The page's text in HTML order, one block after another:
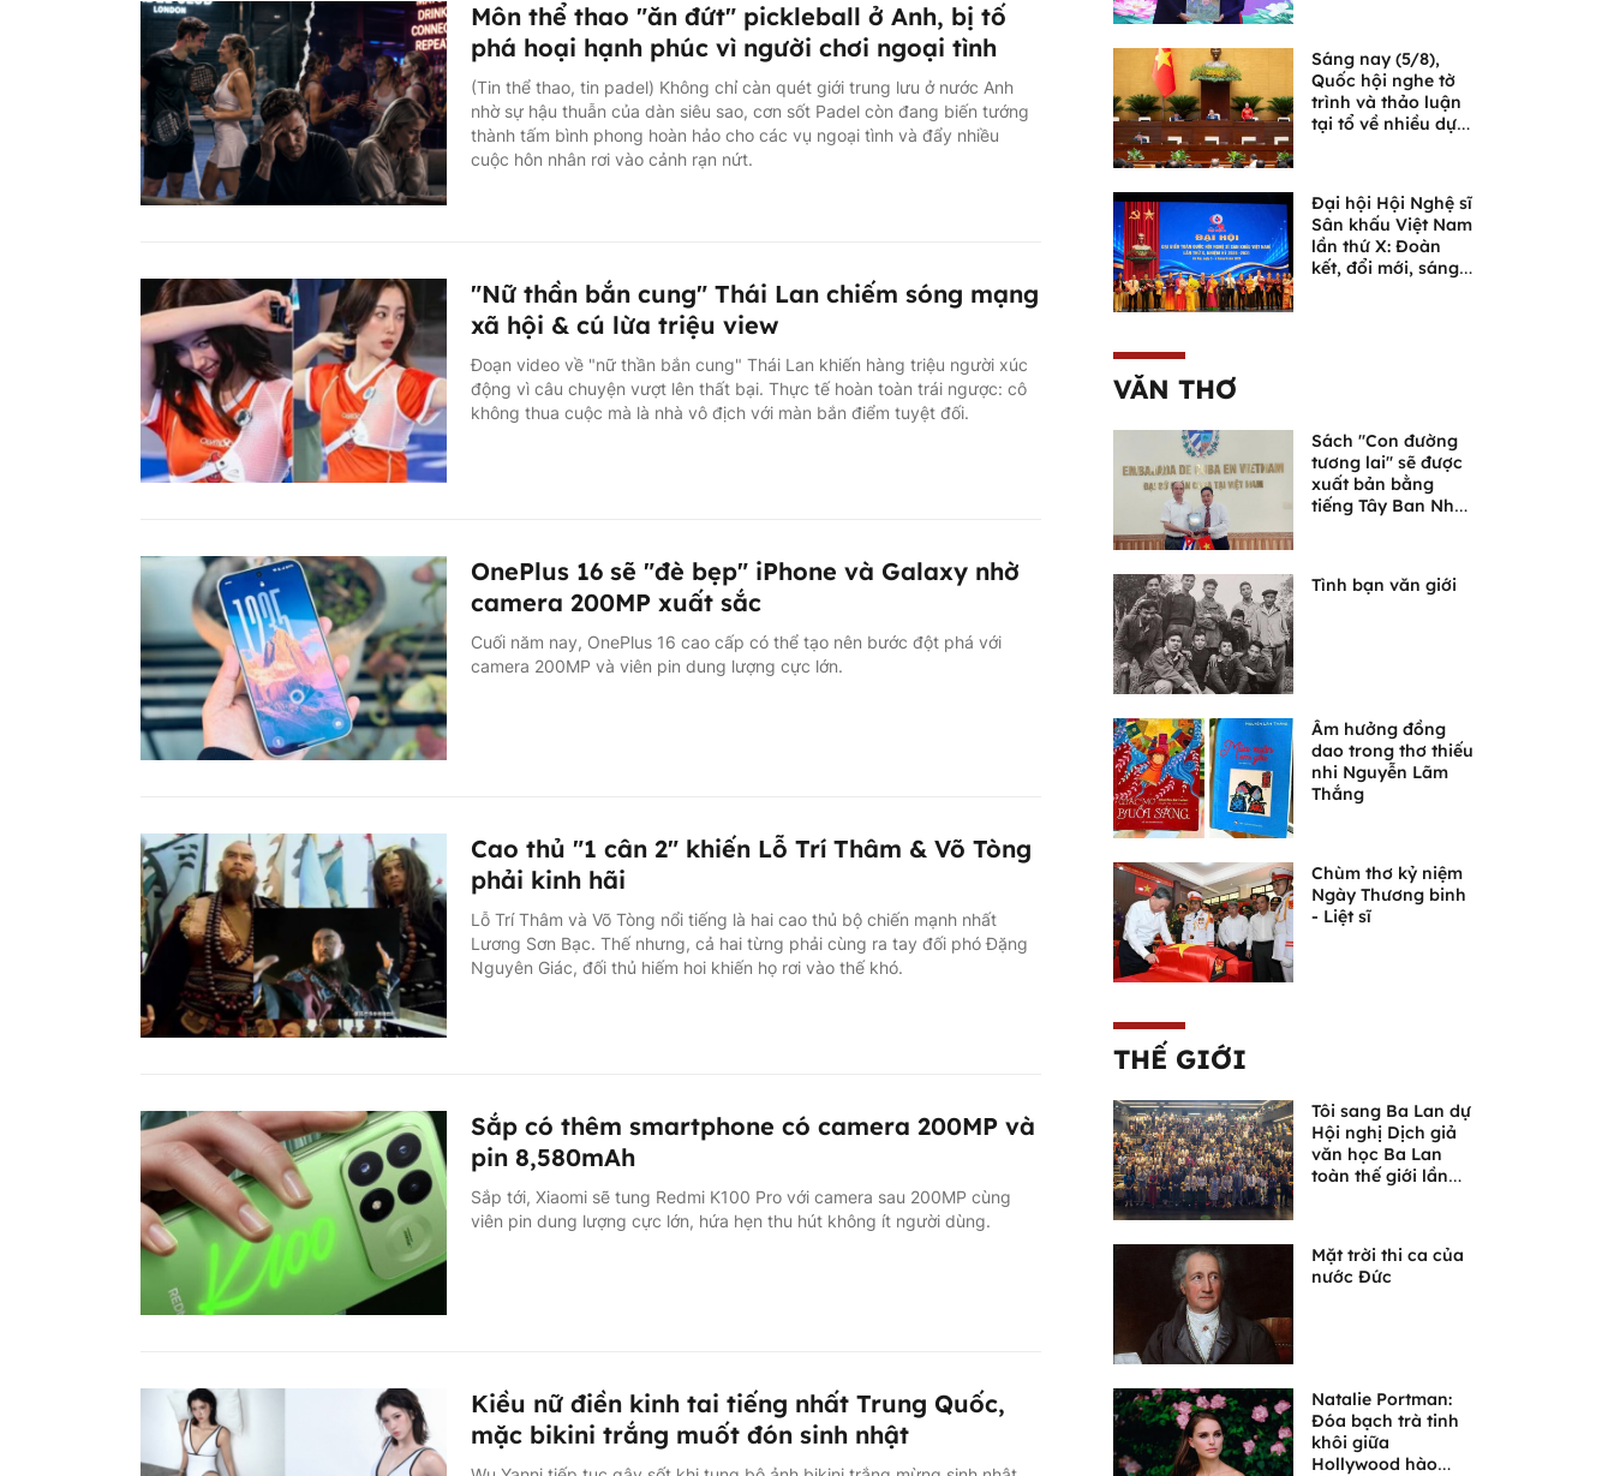
Môn thể thao "ăn đứt" pickleball ở Anh, bị tố
phá hoại hạnh phúc vì người chơi ngoại tình
(Tin thể thao, tin padel) Không chỉ càn quét giới trung lưu ở nước Anh
nhờ sự hậu thuẫn của dàn siêu sao, cơn sốt Padel còn đang biến tướng
thành tấm bình phong hoàn hảo cho các vụ ngoại tình và đẩy nhiều
cuộc hôn nhân rơi vào cảnh rạn nứt.
"Nữ thần bắn cung" Thái Lan chiếm sóng mạng
xã hội & cú lừa triệu view
Đoạn video về "nữ thần bắn cung" Thái Lan khiến hàng triệu người xúc
động vì câu chuyện vượt lên thất bại. Thực tế hoàn toàn trái ngược: cô
không thua cuộc mà là nhà vô địch với màn bắn điểm tuyệt đối.
OnePlus 16 sẽ "đè bẹp" iPhone và Galaxy nhờ
camera 200MP xuất sắc
Cuối năm nay, OnePlus 16 cao cấp có thể tạo nên bước đột phá với
camera 200MP và viên pin dung lượng cực lớn.
Cao thủ "1 cân 2" khiến Lỗ Trí Thâm & Võ Tòng
phải kinh hãi
Lỗ Trí Thâm và Võ Tòng nổi tiếng là hai cao thủ bộ chiến mạnh nhất
Lương Sơn Bạc. Thế nhưng, cả hai từng phải cùng ra tay đối phó Đặng
Nguyên Giác, đối thủ hiếm hoi khiến họ rơi vào thế khó.
Sắp có thêm smartphone có camera 200MP và
pin 8,580mAh
Sắp tới, Xiaomi sẽ tung Redmi K100 Pro với camera sau 200MP cùng
viên pin dung lượng cực lớn, hứa hẹn thu hút không ít người dùng.
Kiều nữ điền kinh tai tiếng nhất Trung Quốc,
mặc bikini trắng muốt đón sinh nhật
Sáng nay (5/8),
Quốc hội nghe tờ
trình và thảo luận
tại tổ về nhiều dự
Đại hội Hội Nghệ sĩ
Sân khấu Việt Nam
lần thứ X: Đoàn
kết, đổi mới, sáng
VĂN THƠ
Sách "Con đường
tương lai" sẽ được
xuất bản bằng
tiếng Tây Ban Nha
Tình bạn văn giới
Âm hưởng đồng
dao trong thơ thiếu
nhi Nguyễn Lãm
Thắng
Chùm thơ kỷ niệm
Ngày Thương binh
- Liệt sĩ
THẾ GIỚI
Tôi sang Ba Lan dự
Hội nghị Dịch giả
văn học Ba Lan
toàn thế giới lần
Mặt trời thi ca của
nước Đức
Natalie Portman:
Đóa bạch trà tinh
khôi giữa
Hollywood hào